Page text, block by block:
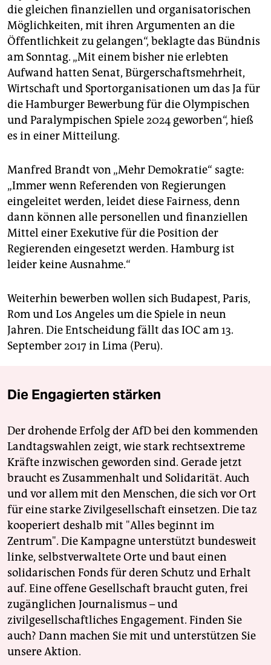
die gleichen finanziellen und organisatorischen
Möglichkeiten, mit ihren Argumenten an die
Öffentlichkeit zu gelangen“, beklagte das Bündnis
am Sonntag. „Mit einem bisher nie erlebten
Aufwand hatten Senat, Bürgerschaftsmehrheit,
Wirtschaft und Sportorganisationen um das Ja für
die Hamburger Bewerbung für die Olympischen
und Paralympischen Spiele 2024 geworben“, hieß
es in einer Mitteilung.
Manfred Brandt von „Mehr Demokratie“ sagte:
„Immer wenn Referenden von Regierungen
eingeleitet werden, leidet diese Fairness, denn
dann können alle personellen und finanziellen
Mittel einer Exekutive für die Position der
Regierenden eingesetzt werden. Hamburg ist
leider keine Ausnahme.“
Weiterhin bewerben wollen sich Budapest, Paris,
Rom und Los Angeles um die Spiele in neun
Jahren. Die Entscheidung fällt das IOC am 13.
September 2017 in Lima (Peru).
Die Engagierten stärken
Der drohende Erfolg der AfD bei den kommenden
Landtagswahlen zeigt, wie stark rechtsextreme
Kräfte inzwischen geworden sind. Gerade jetzt
braucht es Zusammenhalt und Solidarität. Auch
und vor allem mit den Menschen, die sich vor Ort
für eine starke Zivilgesellschaft einsetzen. Die taz
kooperiert deshalb mit "Alles beginnt im
Zentrum". Die Kampagne unterstützt bundesweit
linke, selbstverwaltete Orte und baut einen
solidarischen Fonds für deren Schutz und Erhalt
auf. Eine offene Gesellschaft braucht guten, frei
zugänglichen Journalismus – und
zivilgesellschaftliches Engagement. Finden Sie
auch? Dann machen Sie mit und unterstützen Sie
unsere Aktion.